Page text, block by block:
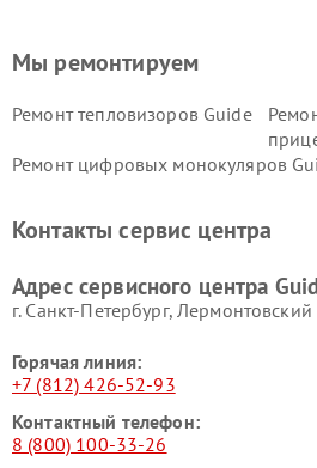
Мы ремонтируем
Ремонт тепловизоров Guide
Ремонт цифровых монокуляров
Контакты сервис центра
Адрес сервисного центра
г. Санкт-Петербург,
Горячая линия:
+7 (812) 426-52-93
Контактный телефон:
8 (800) 100-33-26